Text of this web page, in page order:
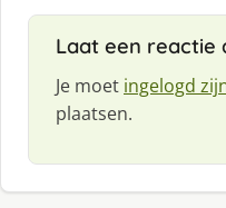
Laat een reactie
Je moet ingelogd
plaatsen.